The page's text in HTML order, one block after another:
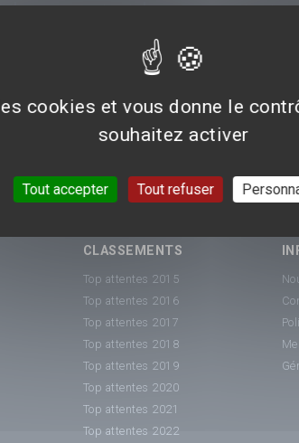
CLASSEMENTS
Top attentes 2015
Top attentes 2016
Top attentes 2017
Top attentes 2018
Top attentes 2019
Top attentes 2020
Top attentes 2021
Top attentes 2022
cookies et vous donne le
souhaitez activer
Tout accepter Tout refuser